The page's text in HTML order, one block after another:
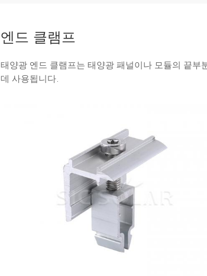
엔드 클램프
태양광 엔드 클램프는 태양광 패널이나 모듈의 끝
데 사용됩니다.